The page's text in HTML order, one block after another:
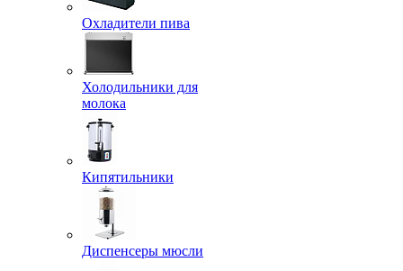
Охладители пива
Холодильники для
молока
Кипятильники
Диспенсеры мюсли